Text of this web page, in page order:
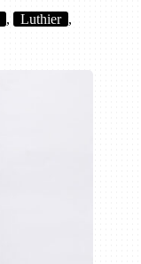
, Luthier ,